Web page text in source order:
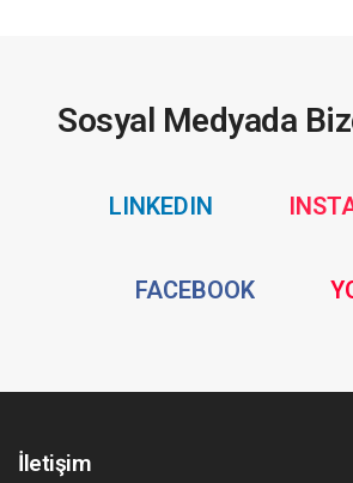
Sosyal Medyada
LINKEDINSocial
FACEBOOKSocial
İletişim